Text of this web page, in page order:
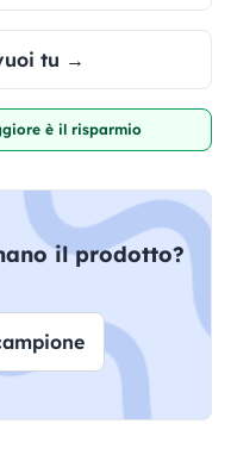
tu →
è il risparmio
il prodotto?